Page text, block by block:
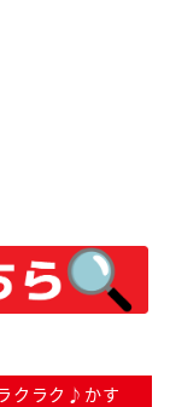
クラク♪かす